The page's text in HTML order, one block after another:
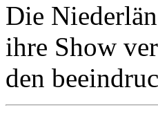
Die
ihre Show
den